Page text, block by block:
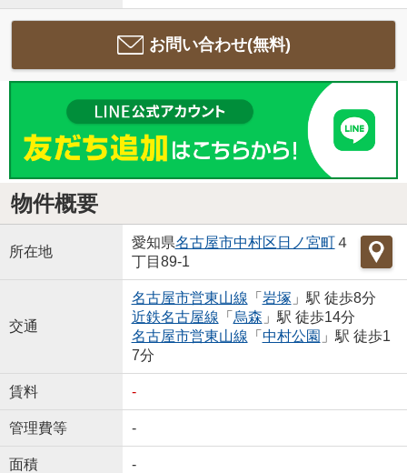
お問い合わせ(無料)
物件概要
所在地
愛知県名古屋市中村区 日ノ宮町４
丁目89-1
交通
名古屋市営東山線 「 岩塚 」駅 徒歩8分
近鉄名古屋線 「 烏森 」駅 徒歩14分
名古屋市営東山線 「 中村公園 」駅 徒歩1
7分
賃料 -
管理費等 -
面積 -